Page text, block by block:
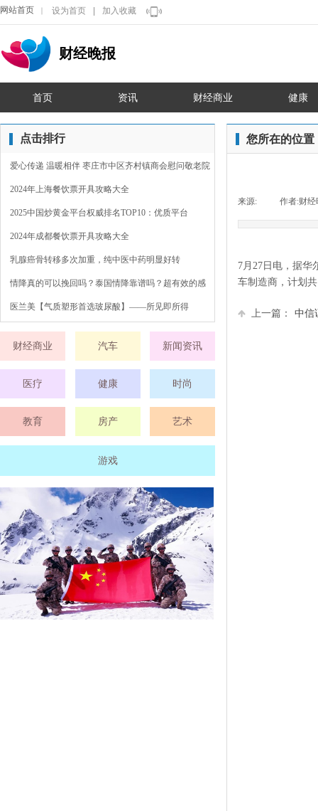
网站首页 设为首页 加入收藏
财经晚报
首页 资讯 财经商业 健康
点击排行 您所在的位置
来源: 作者:财经
7月27日电，据华
车制造商，计划
上一篇： 中信
爱心传递 温暖相伴 枣庄市中区齐村镇商会慰问敬老院
2024年上海餐饮票开具攻略大全
2025中国炒黄金平台权威排名TOP10：优质平台
2024年成都餐饮票开具攻略大全
乳腺癌骨转移多次加重，纯中医中药明显好转
情降真的可以挽回吗？泰国情降靠谱吗？超有效的感
情裂
医兰美【气质塑形首选玻尿酸】——所见即所得
财经商业 新闻资讯
汽车
健康
医疗 时尚
教育 房产 艺术
游戏